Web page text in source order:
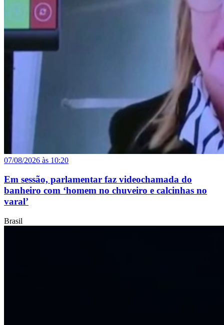
07/08/2026 às 10:20
Em sessão, parlamentar faz videochamada do
banheiro com ‘homem no chuveiro e calcinhas no
varal’
Brasil